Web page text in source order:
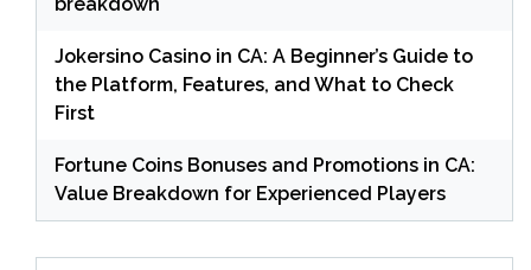
Jokersino Casino in CA: A Beginner’s Guide to
the Platform, Features, and What to Check
First
Fortune Coins Bonuses and Promotions in CA:
Value Breakdown for Experienced Players